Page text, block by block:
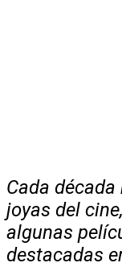
Cada
joyas del
algunas
destacadas